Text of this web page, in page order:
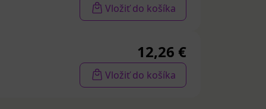
kyselina
a
zdravej
Vložiť do košíka
12,26 €
Vložiť do košíka